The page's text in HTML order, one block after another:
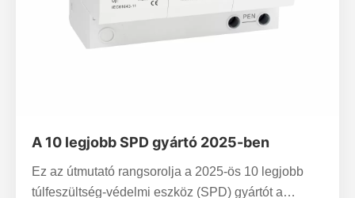
A 10 legjobb SPD gyártó 2025-ben
Ez az útmutató rangsorolja a 2025-ös 10 legjobb
túlfeszültség-védelmi eszköz (SPD) gyártót a